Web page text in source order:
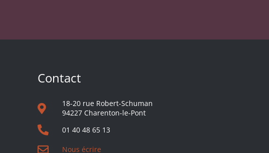
Contact
18-20 rue Robert-Schuman
94227 Charenton-le-Pont
01 40 48 65 13
Nous écrire